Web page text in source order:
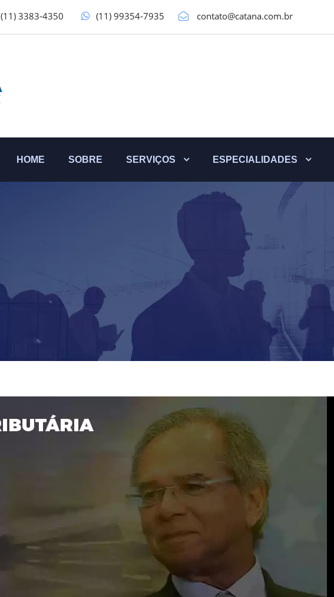
(11) 3383-4350 (11) 99354-7935 contato@catana.com.br
HOME SOBRE SERVIÇOS ESPECIALIDADES